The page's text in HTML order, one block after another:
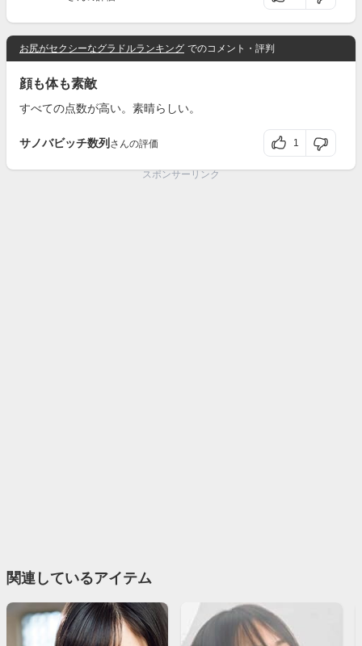
お尻がセクシーなグラドルランキング でのコメント・評判
顔も体も素敵
すべての点数が高い。素晴らしい。
サノバビッチ数列 さんの評価 1
スポンサーリンク
関連しているアイテム